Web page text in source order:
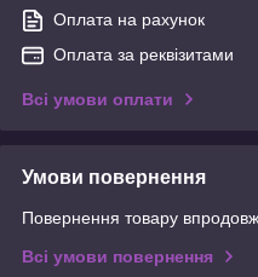
Оплата на рахунок
Оплата за реквізитами
Всі умови оплати
Умови повернення
Повернення товару
Всі умови повернення